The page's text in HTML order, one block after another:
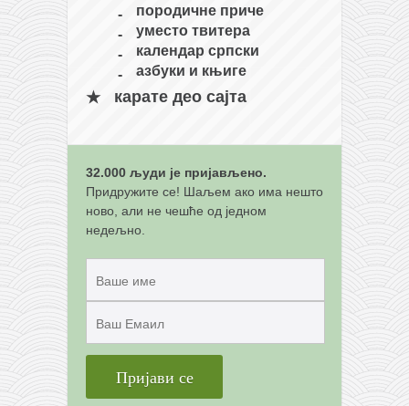
породичне приче
уместо твитера
календар српски
азбуки и књиге
карате део сајта
32.000 људи је пријављено.
Придружите се! Шаљем ако има нешто
ново, али не чешће од једном
недељно.